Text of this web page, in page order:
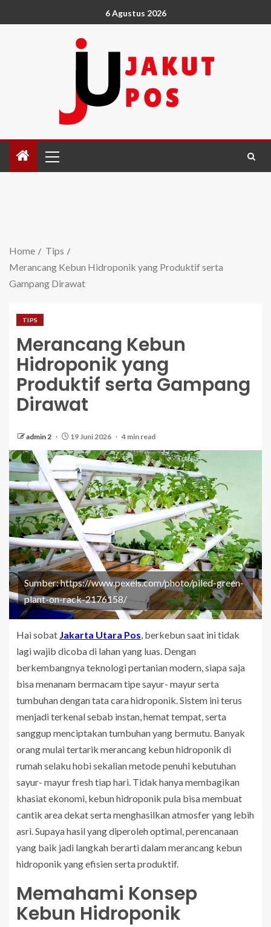
6 Agustus 2026
Home
Tips
Merancang Kebun Hidroponik yang Produktif serta
Gampang Dirawat
TIPS
Merancang Kebun
Hidroponik yang
Produktif serta Gampang
Dirawat
admin 2 19 Juni 2026 4 min read
Sumber: https://www.pexels.com/photo/piled-green-
plant-on-rack-2176158/
Hai sobat Jakarta Utara Pos , berkebun saat ini tidak
lagi wajib dicoba di lahan yang luas. Dengan
berkembangnya teknologi pertanian modern, siapa saja
bisa menanam bermacam tipe sayur- mayur serta
tumbuhan dengan tata cara hidroponik. Sistem ini terus
menjadi terkenal sebab instan, hemat tempat, serta
sanggup menciptakan tumbuhan yang bermutu. Banyak
orang mulai tertarik merancang kebun hidroponik di
rumah selaku hobi sekalian metode penuhi kebutuhan
sayur- mayur fresh tiap hari. Tidak hanya membagikan
khasiat ekonomi, kebun hidroponik pula bisa membuat
cantik area dekat serta menghasilkan atmosfer yang lebih
asri. Supaya hasil yang diperoleh optimal, perencanaan
yang baik jadi langkah berarti dalam merancang kebun
hidroponik yang efisien serta produktif.
Memahami Konsep
Kebun Hidroponik